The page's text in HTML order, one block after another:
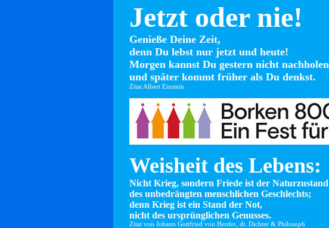
Jetzt oder nie!
Genieße Deine Zeit,
denn Du lebst nur jetzt und heute!
Morgen kannst Du gestern nicht nachholen
und später kommt früher als Du denkst.
Zitat Albert Einstein
Weisheit des Lebens:
Nicht Krieg, sondern Friede ist der Naturzustand
des unbedrängten menschlichen Geschlechts;
denn Krieg ist ein Stand der Not,
nicht des ursprünglichen Genusses.
Zitat von Johann Gottfried von Herder, dt. Dichter & Philosoph